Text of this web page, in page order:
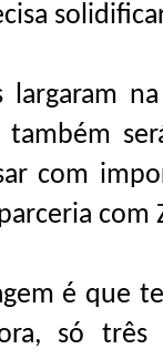
largaram
também
com
com
é que
só três